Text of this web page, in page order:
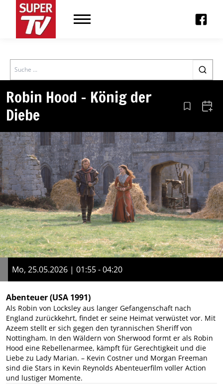
Search
Robin Hood – König der
Diebe
Aus den
Mo, 25.05.2026 | 01:55 - 04:20
Abenteuer(USA 1991)
Als Robin von Locksley aus langer Gefangenschaft nach
England zurückkehrt, findet er seine Heimat verwüstet vor. Mit
Azeem stellt er sich gegen den tyrannischen Sheriff von
Nottingham. In den Wäldern von Sherwood formt er als Robin
Hood eine Rebellenarmee, kämpft für Gerechtigkeit und die
Liebe zu Lady Marian. – Kevin Costner und Morgan Freeman
sind die Stars in Kevin Reynolds Abenteuerfilm voller Action
und lustiger Momente.